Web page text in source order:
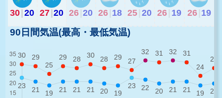
30|20 27|20 26 20 26 18 25 20 26 19 26 19
90日間気温(最高・最低気温)